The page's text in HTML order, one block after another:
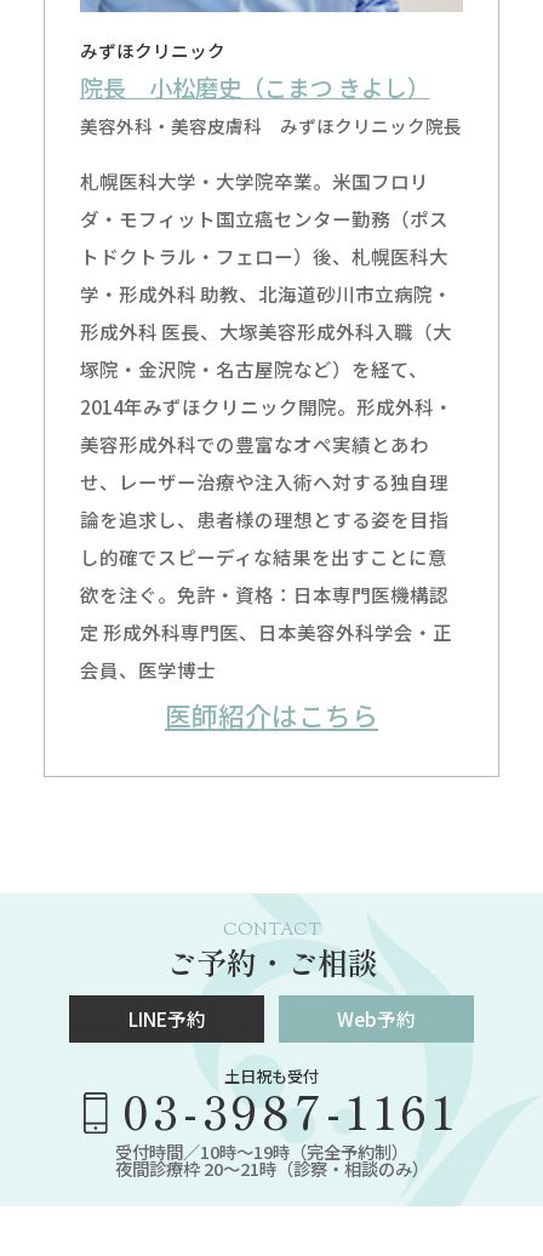
みずほクリニック
院長 小松磨史（こまつ きよし）
美容外科・美容皮膚科 みずほクリニック院長
札幌医科大学・大学院卒業。米国フロリ
ダ・モフィット国立癌センター勤務（ポス
トドクトラル・フェロー）後、札幌医科大
学・形成外科 助教、北海道砂川市立病院・
形成外科 医長、大塚美容形成外科入職（大
塚院・金沢院・名古屋院など）を経て、
2014年みずほクリニック開院。形成外科・
美容形成外科での豊富なオペ実績とあわ
せ、レーザー治療や注入術へ対する独自理
論を追求し、患者様の理想とする姿を目指
し的確でスピーディな結果を出すことに意
欲を注ぐ。免許・資格：日本専門医機構認
定 形成外科専門医、日本美容外科学会・正
会員、医学博士
医師紹介はこちら
CONTACT
ご予約・ご相談
LINE予約 Web予約
土日祝も受付
03-3987-1161
受付時間／10時～19時（完全予約制）
夜間診療枠 20～21時（診察・相談のみ）